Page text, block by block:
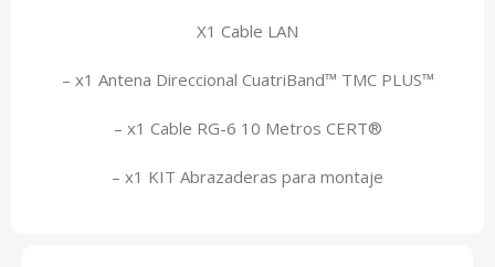
X1 Cable LAN
– x1 Antena Direccional CuatriBand™ TMC PLUS™
– x1 Cable RG-6 10 Metros CERT®
– x1 KIT Abrazaderas para montaje